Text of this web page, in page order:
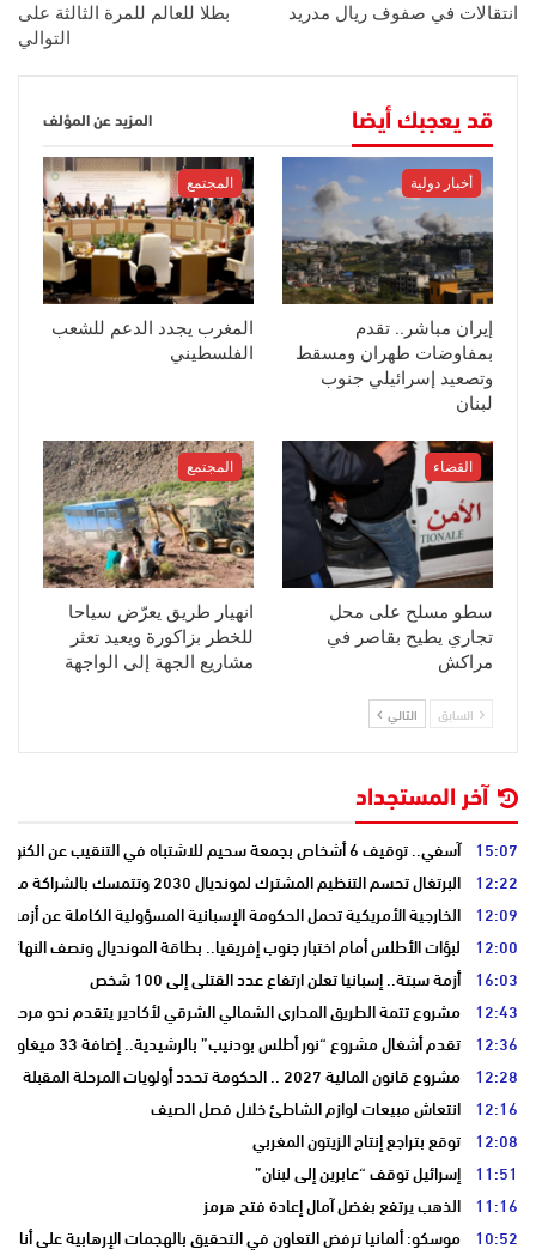
انتقالات في صفوف ريال مدريد
بطلا للعالم للمرة الثالثة على
التوالي
قد يعجبك أيضا المزيد عن المؤلف
أخبار دولية
إيران مباشر.. تقدم
بمفاوضات طهران ومسقط
وتصعيد إسرائيلي جنوب
لبنان
المجتمع
المغرب يجدد الدعم للشعب
الفلسطيني
القضاء
سطو مسلح على محل
تجاري يطيح بقاصر في
مراكش
المجتمع
انهيار طريق يعرّض سياحا
للخطر بزاكورة ويعيد تعثر
مشاريع الجهة إلى الواجهة
السابق التالي
آخر المستجداد
15:07 آسفي.. توقيف 6 أشخاص بجمعة سحيم للاشتباه في التنقيب عن الكنوز .
12:22 البرتغال تحسم التنظيم المشترك لمونديال 2030 وتتمسك بالشراكة مع المغرب وإسبانيا
12:09 الخارجية الأمريكية تحمل الحكومة الإسبانية المسؤولية الكاملة عن أزمة
12:00 لبؤات الأطلس أمام اختبار جنوب إفريقيا.. بطاقة المونديال ونصف
16:03 أزمة سبتة.. إسبانيا تعلن ارتفاع عدد القتلى إلى 100 شخص
12:43 مشروع تتمة الطريق المداري الشمالي الشرقي لأكادير يتقدم نحو مرحلة
12:36 تقدم أشغال مشروع “نور أطلس بودنيب” بالرشيدية.. إضافة 33 ميغاوات إلى الشبكة الوطنية
12:28 مشروع قانون المالية 2027 .. الحكومة تحدد أولويات المرحلة المقبلة
12:16 انتعاش مبيعات لوازم الشاطئ خلال فصل الصيف
12:08 توقع بتراجع إنتاج الزيتون المغربي
11:51 إسرائيل توقف “عابرين إلى لبنان”
11:16 الذهب يرتفع بفضل آمال إعادة فتح هرمز
10:52 موسكو: ألمانيا ترفض التعاون في التحقيق بالهجمات الإرهابية على